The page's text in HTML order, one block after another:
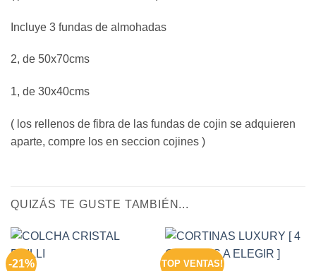
Incluye 3 fundas de almohadas
2, de 50x70cms
1, de 30x40cms
( los rellenos de fibra de las fundas de cojin se adquieren
aparte, compre los en seccion cojines )
QUIZÁS TE GUSTE TAMBIÉN...
-21%
TOP VENTAS!